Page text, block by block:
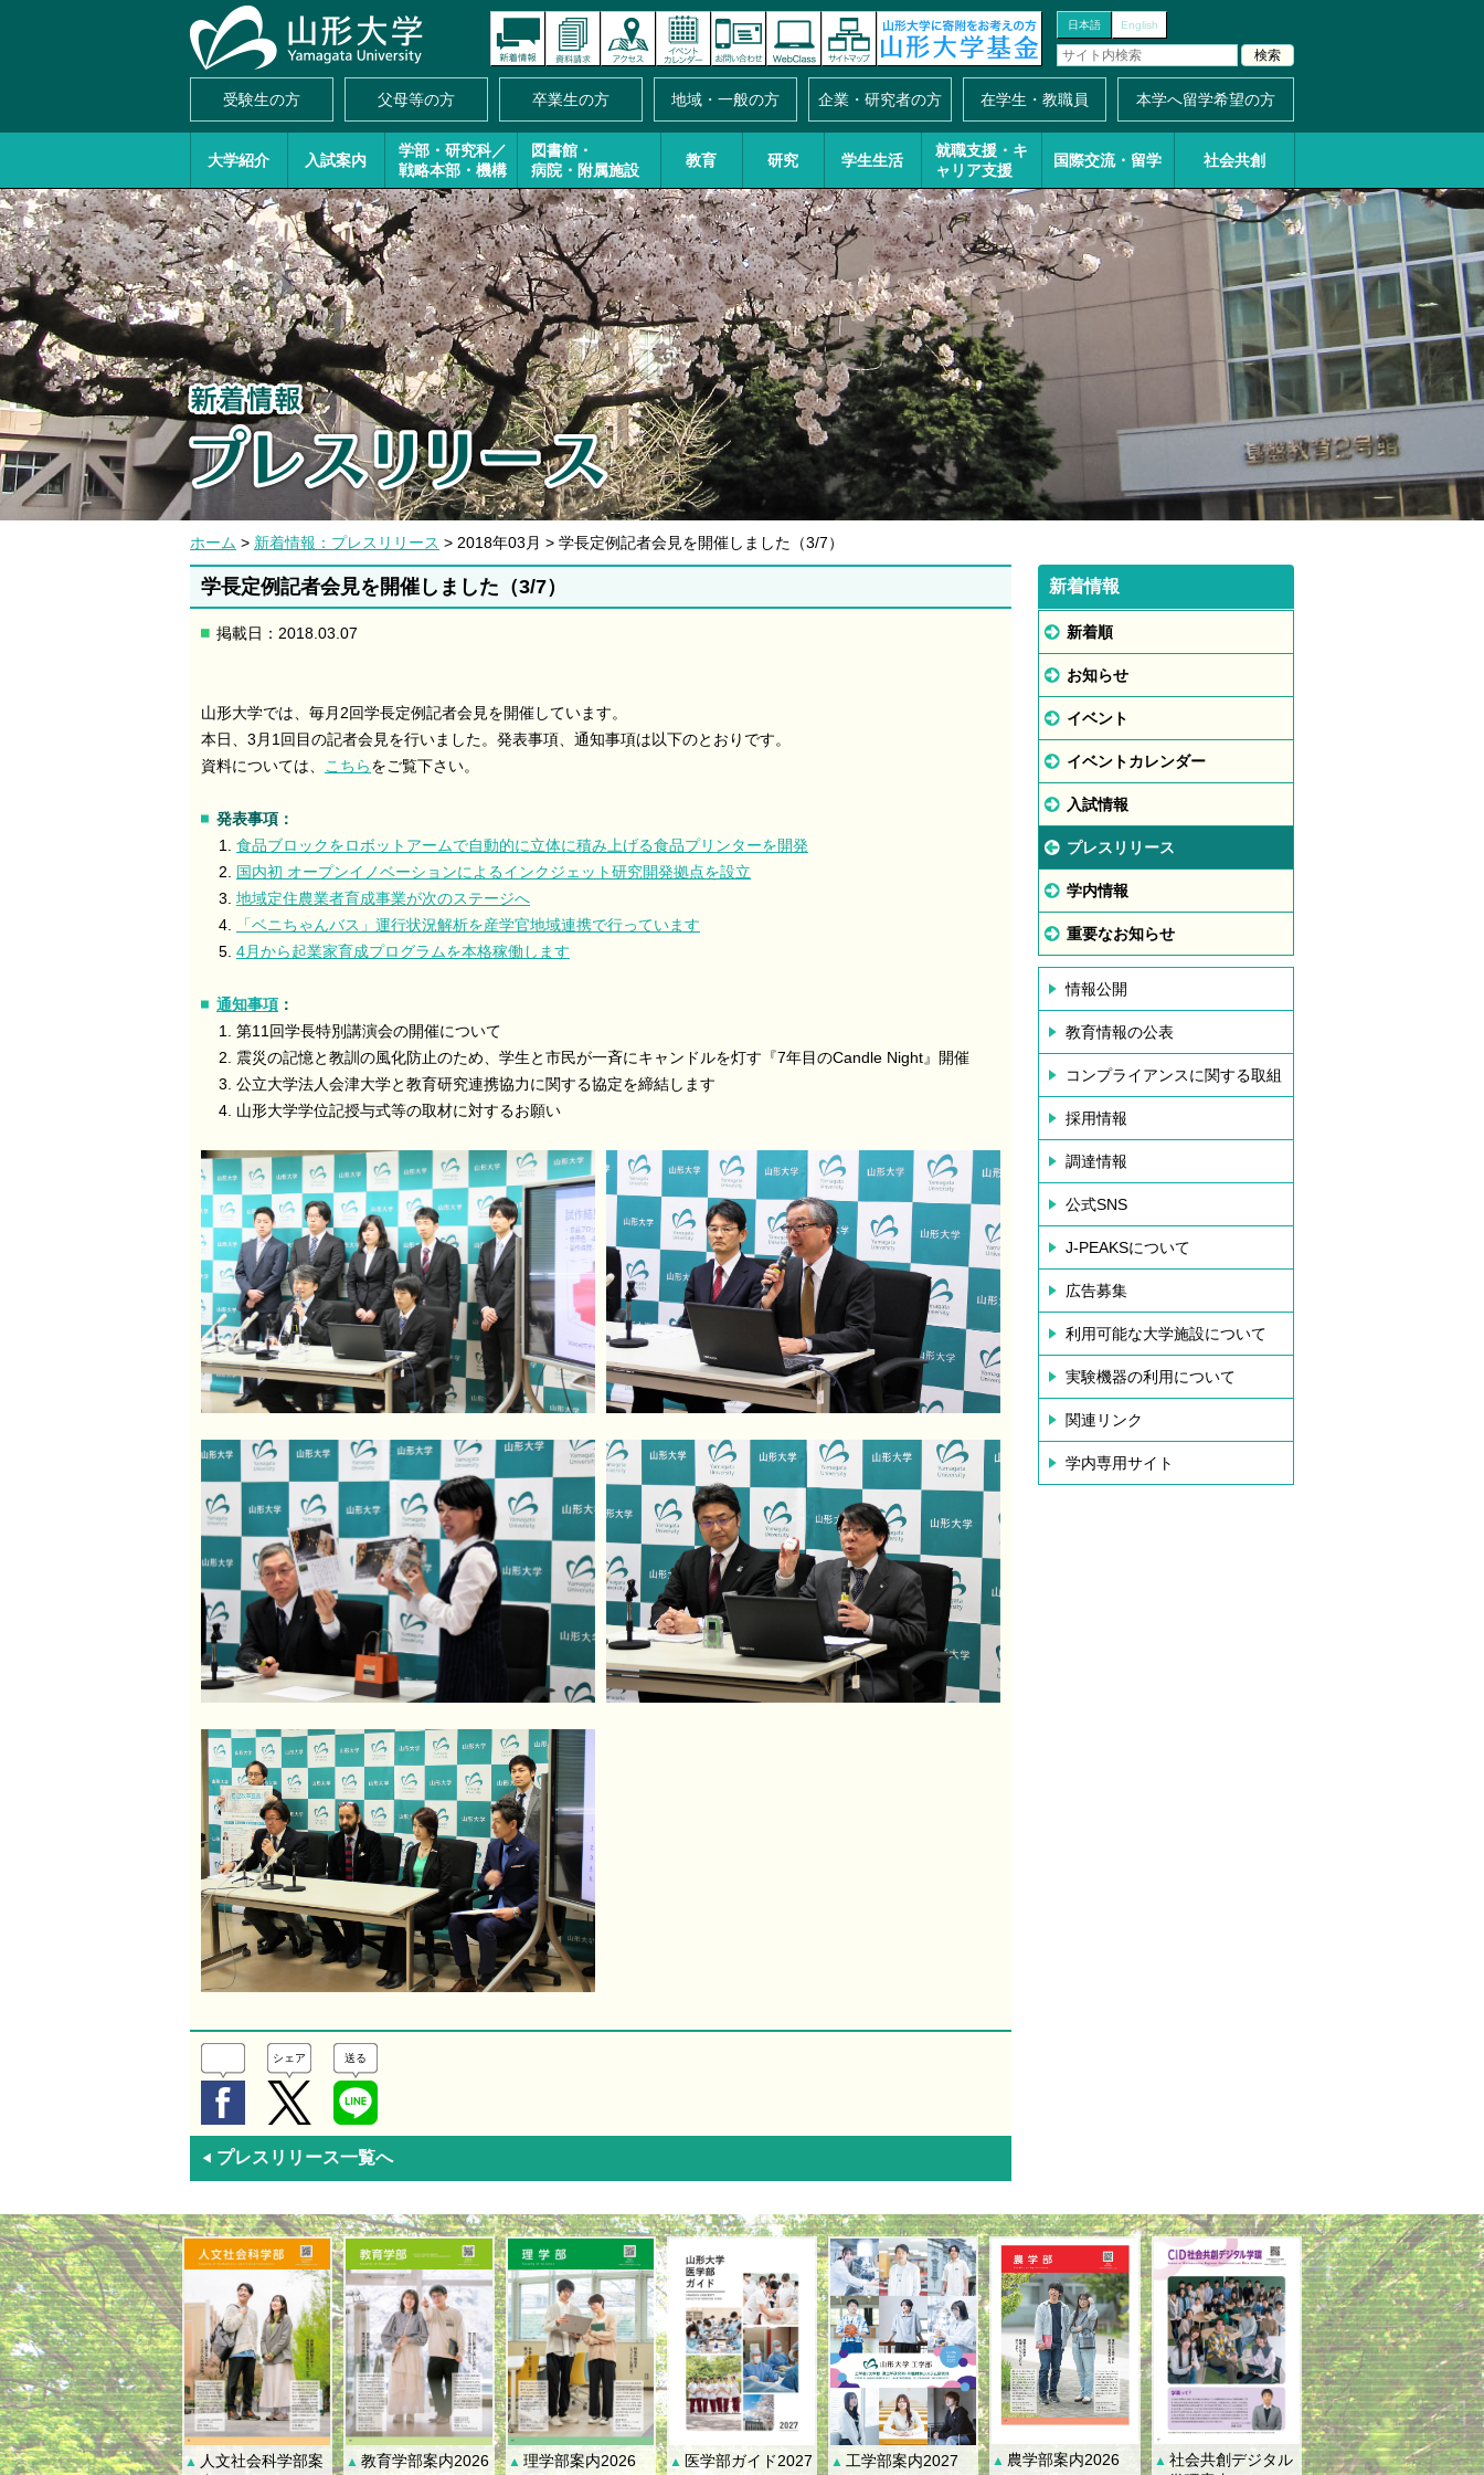
日本語 English
受験生の方 父母等の方 卒業生の方 地域・一般の方 企業・研究者の方 在学生・教職員 本学へ留学希望の方
大学紹介 入試案内
学部・研究科／
戦略本部・機構
図書館・
病院・附属施設
教育 研究 学生生活
就職支援・ キ
ャリア支援
国際交流・留学 社会共創
ホーム > 新着情報：プレスリリース > 2018年03月 > 学長定例記者会見を開催しました（3/7）
学長定例記者会見を開催しました（3/7）
掲載日：2018.03.07
山形大学では、毎月2回学長定例記者会見を開催しています。
本日、3月1回目の記者会見を行いました。発表事項、通知事項は以下のとおりです。
資料については、
こちらをご覧下さい。
発表事項：
食品ブロックをロボットアームで自動的に立体に積み上げる食品プリンターを開発
国内初 オープンイノベーションによるインクジェット研究開発拠点を設立
地域定住農業者育成事業が次のステージへ
「ベニちゃんバス」運行状況解析を産学官地域連携で行っています
4月から起業家育成プログラムを本格稼働します
通知事項 ：
第11回学長特別講演会の開催について
震災の記憶と教訓の風化防止のため、学生と市民が一斉にキャンドルを灯す『7年目のCandle Night』開催
公立大学法人会津大学と教育研究連携協力に関する協定を締結します
山形大学学位記授与式等の取材に対するお願い
シェア 送る
◀ プレスリリース一覧へ
新着情報
新着順
お知らせ
イベント
イベントカレンダー
入試情報
プレスリリース
学内情報
重要なお知らせ
情報公開
教育情報の公表
コンプライアンスに関する取組
採用情報
調達情報
公式SNS
J-PEAKSについて
広告募集
利用可能な大学施設について
実験機器の利用について
関連リンク
学内専用サイト
▲ 人文社会科学部案
▲ 教育学部案内2026 ▲ 理学部案内2026 ▲ 医学部ガイド2027 ▲ 工学部案内2027 ▲ 農学部案内2026 ▲ 社会共創デジタル